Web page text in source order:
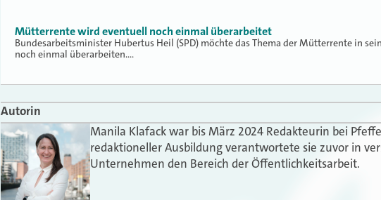
Mütterrente wird eventuell noch einmal überarbeitet
Bundesarbeitsminister Hubertus Heil (SPD) möchte das Thema der Mütterrente in
noch einmal überarbeiten.…
Autorin
Manila Klafack war bis März 2024 Redakteurin bei
redaktioneller Ausbildung verantwortete sie zuvor in
Unternehmen den Bereich der Öffentlichkeitsarbeit.